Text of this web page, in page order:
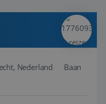
Nederland
Baan